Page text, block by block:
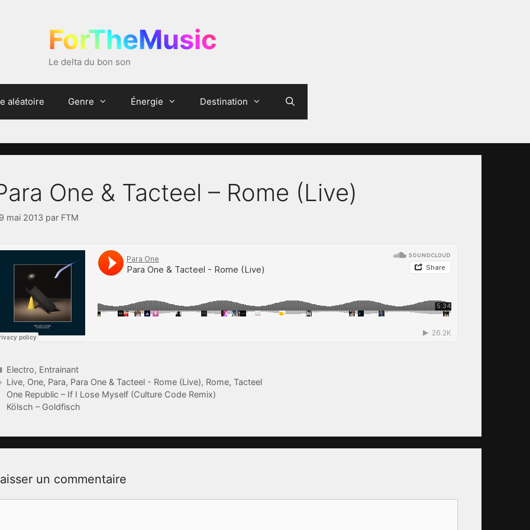
ForTheMusic
Le delta du bon son
aléatoire Genre Énergie Destination
One & Tacteel – Rome (Live)
mai 2013 par FTM
Catégories
Electro, Entrainant
Étiquettes
Live, One, Para, Para One & Tacteel - Rome (Live), Rome, Tacteel
One Republic – If I Lose Myself (Culture Code Remix)
Kölsch – Goldfisch
un commentaire